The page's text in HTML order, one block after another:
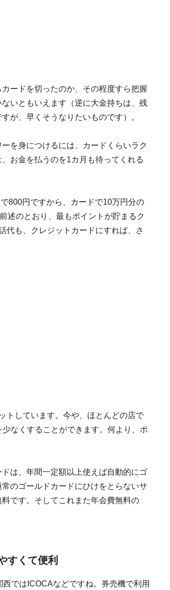
ードを切ったのか、その程度すら把握
いともいえます（逆に大金持ちは、残
が、早くそうなりたいものです）。
を身につけるには、カードくらいラク
お金を払うのを1カ月も待ってくれる
800円ですから、カードで10万円分の
述のとおり、最もポイントが貯まるク
代も、クレジットカードにすれば、さ
トしています。今や、ほとんどの店で
なくすることができます。何より、ポ
は、年間一定額以上使えば自動的にゴ
のゴールドカードにひけをとらないサ
です。そしてこれまた年会費無料の
すくて便利
ではICOCAなどですね。券売機で利用